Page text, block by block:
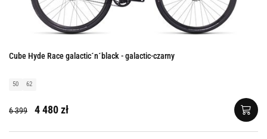
Cube Hyde Race galactic´n´black - galactic-czarny
50 62
6 399 4 480 zł